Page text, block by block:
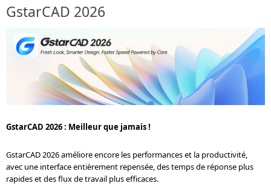
GstarCAD 2026
GstarCAD 2026 : Meilleur que jamais !
GstarCAD 2026 améliore encore les performances et la productivité,
avec une interface entièrement repensée, des temps de réponse plus
rapides et des flux de travail plus efficaces.